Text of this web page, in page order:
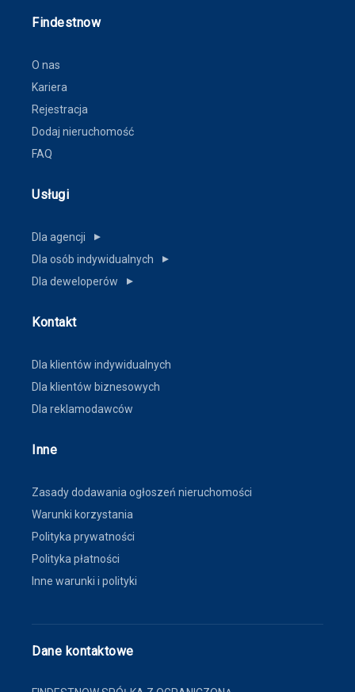
Findestnow
O nas
Kariera
Rejestracja
Dodaj nieruchomość
FAQ
Usługi
Dla agencji ▼
Dla osób indywidualnych ▼
Dla deweloperów ▼
Kontakt
Dla klientów indywidualnych
Dla klientów biznesowych
Dla reklamodawców
Inne
Zasady dodawania ogłoszeń nieruchomości
Warunki korzystania
Polityka prywatności
Polityka płatności
Inne warunki i polityki
Dane kontaktowe